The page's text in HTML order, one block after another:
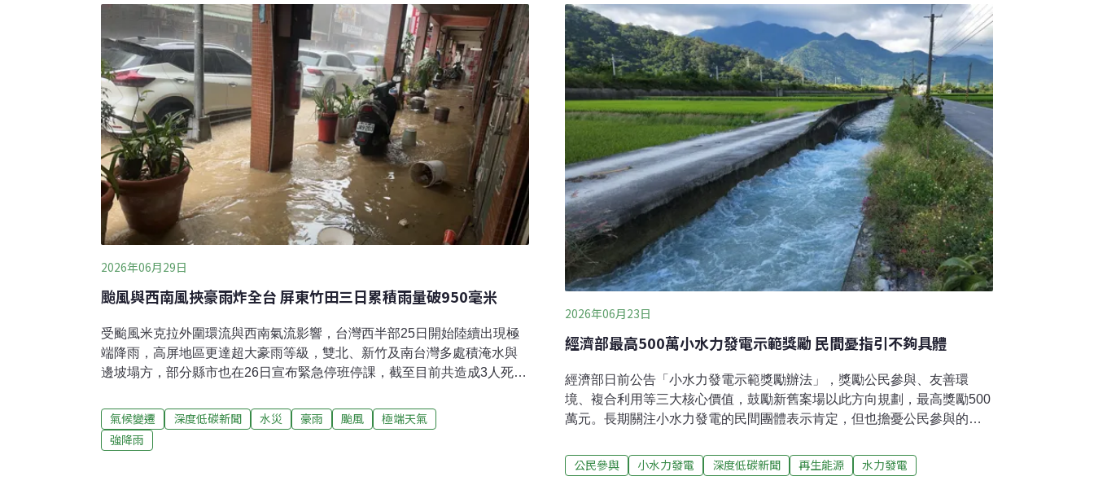
日開放採捕，今年卻在解封前一天的6月30日，被海委會海洋保育署查獲大
量的違法採補案件。海保署表示，今（2026）年補助澎湖區漁會成立海洋
巡護隊，6月30日巡護北海赤崁海域及澎南、虎井、桶盤海域時，發現一艘
船舶停留於該海域且有人員下潛作業，行跡相當可疑，巡護人員隨即通知
岸上的無人機團隊前往現場空拍蒐證，捕捉到疑似違法採捕馬糞海膽的畫
金包含勞工保險及勞工退休基金，至少持有16.86億美元（約新台幣530億
元）的化石燃料產業投資、中華郵政儲金則投資5900萬美元（約新台幣
18.55 億元)於化石燃料產業。報告詳細揭露勞動基金運用局對化石燃料公
司的投資明細。眾多投資的母公司中，以台電公司為最大宗，投資高達9億
美元，約新台幣28
2026年06月29日
颱風與西南風挾豪雨炸全台 屏東竹田三日累積雨量破950毫米
受颱風米克拉外圍環流與西南氣流影響，台灣西半部25日開始陸續出現極
端降雨，高屏地區更達超大豪雨等級，雙北、新竹及南台灣多處積淹水與
邊坡塌方，部分縣市也在26日宣布緊急停班停課，截至目前共造成3人死
一級，全力投入防汛抽水與災後搶修。據統計，屏東地區三天的降雨量居
全台之冠，累積雨量956毫米僅次於莫拉克風災。造成當地嚴重災情，多處
民宅淹水，農田、魚塭和畜牧場都受到影響，部分地區的淹水深度一度及
氣候變遷 深度低碳新聞 水災 豪雨 颱風
極端天氣
強降雨
2026年06月23日
經濟部最高500萬小水力發電示範獎勵 民間憂指引不夠具體
經濟部日前公告「小水力發電示範獎勵辦法」，獎勵公民參與、友善環
境、複合利用等三大核心價值，鼓勵新舊案場以此方向規劃，最高獎勵500
萬元。長期關注小水力發電的民間團體表示肯定，但也擔憂公民參與的部
限新舊案場、示範獎勵最高500萬元為推動國內多元綠能，經濟部能源署啟
動「小水力減碳旗艦行動計畫」，積極推展小水力發電。經濟部本月3日公
公民參與 小水力發電 深度低碳新聞 再生能源 水力發電